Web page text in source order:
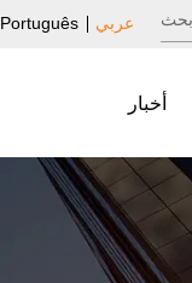
Português عربي
أخبار